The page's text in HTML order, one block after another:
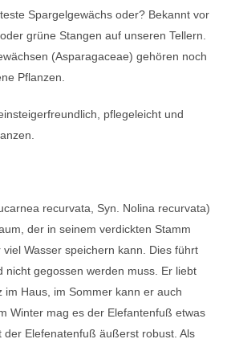
Spargelgewächs oder? Bekannt vor
grüne Stangen auf unseren Tellern.
(Asparagaceae) gehören noch
Pflanzen.
pflegeleicht und
recurvata, Syn. Nolina recurvata)
der in seinem verdickten Stamm
Wasser speichern kann. Dies führt
nicht gegossen werden muss. Er liebt
im Haus, im Sommer kann er auch
Winter mag es der Elefantenfuß etwas
der Elefenatenfuß äußerst robust. Als